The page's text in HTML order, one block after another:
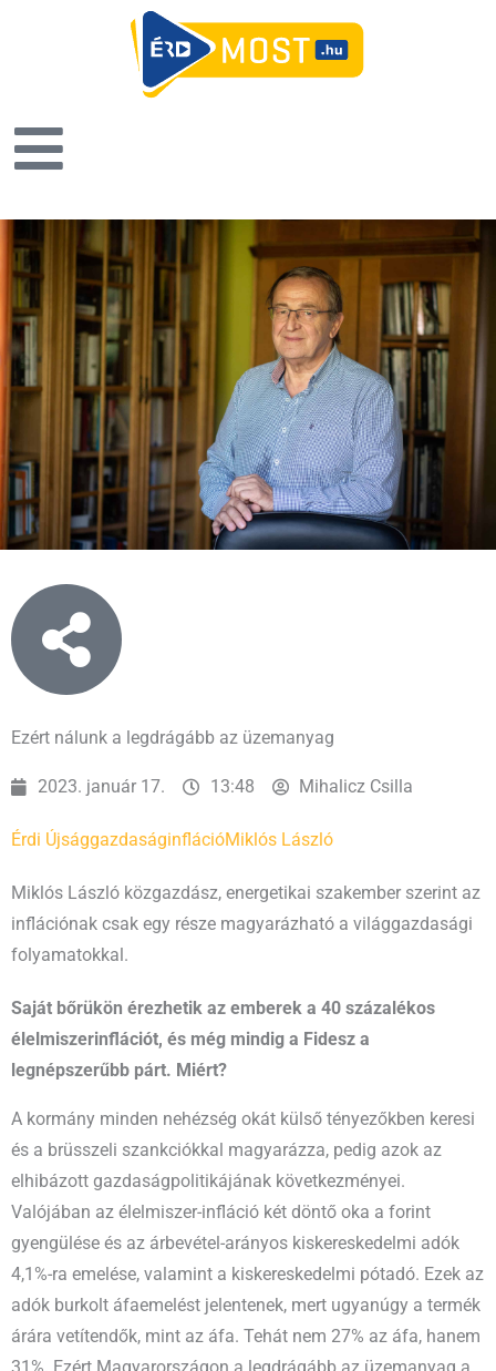
Ezért nálunk a legdrágább az üzemanyag
2023. január 17. 13:48 Mihalicz Csilla
Érdi ÚjsággazdaságinflációMiklós László
Miklós László közgazdász, energetikai szakember szerint az
inflációnak csak egy része magyarázható a világgazdasági
folyamatokkal.
Saját bőrükön érezhetik az emberek a 40 százalékos
élelmiszerinflációt, és még mindig a Fidesz a
legnépszerűbb párt. Miért?
A kormány minden nehézség okát külső tényezőkben keresi
és a brüsszeli szankciókkal magyarázza, pedig azok az
elhibázott gazdaságpolitikájának következményei.
Valójában az élelmiszer-infláció két döntő oka a forint
gyengülése és az árbevétel-arányos kiskereskedelmi adók
4,1%-ra emelése, valamint a kiskereskedelmi pótadó. Ezek az
adók burkolt áfaemelést jelentenek, mert ugyanúgy a termék
árára vetítendők, mint az áfa. Tehát nem 27% az áfa, hanem